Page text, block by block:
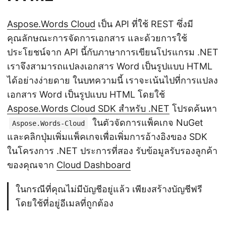
Aspose.Words Cloud เป็น API ที่ใช้ REST ซึ่งมี
คุณลักษณะการจัดการเอกสาร และด้วยการใช้
ประโยชน์จาก API นี้กับภาษาการเขียนโปรแกรม .NET
เราจึงสามารถแปลงเอกสาร Word เป็นรูปแบบ HTML
ได้อย่างง่ายดาย ในบทความนี้ เราจะเน้นไปที่การแปลง
เอกสาร Word เป็นรูปแบบ HTML โดยใช้
Aspose.Words Cloud SDK สำหรับ .NET โปรดค้นหา
Aspose.Words-Cloud
ในตัวจัดการแพ็คเกจ NuGet
และคลิกปุ่มเพิ่มแพ็คเกจเพื่อเพิ่มการอ้างอิงของ SDK
ในโครงการ .NET ประการที่สอง รับข้อมูลรับรองลูกค้า
ของคุณจาก Cloud Dashboard
ในกรณีที่คุณไม่มีบัญชีอยู่แล้ว เพียงสร้างบัญชีฟรี
โดยใช้ที่อยู่อีเมลที่ถูกต้อง